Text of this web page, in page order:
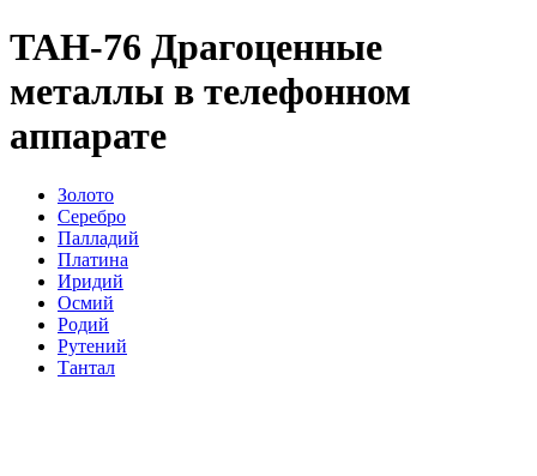
ТАН-76 Драгоценные
металлы в телефонном
аппарате
Золото
Серебро
Палладий
Платина
Иридий
Осмий
Родий
Рутений
Тантал